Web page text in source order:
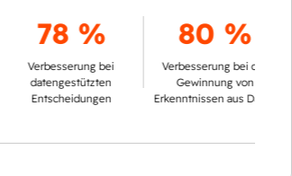
78 %
Verbesserung bei
datengestützten
Entscheidungen
80 %
Verbesserung bei der
Gewinnung von
Erkenntnissen aus Daten